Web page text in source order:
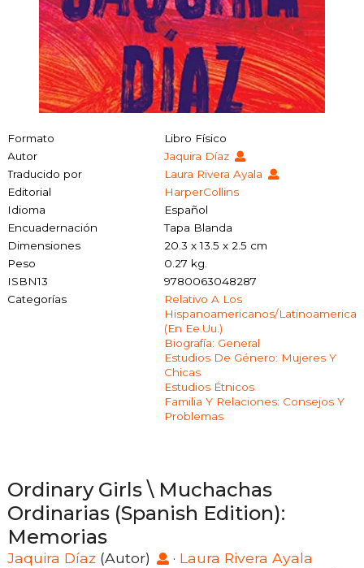
Formato
Libro Físico
Autor
Jaquira Díaz
Traducido por
Laura Rivera Ayala
Editorial
HarperCollins
Idioma
Español
Encuadernación
Tapa Blanda
Dimensiones
20.3 x 13.5 x 2.5 cm
Peso
0.27 kg.
ISBN13
9780063048287
Categorías
Relativo A Los
Hispanoamericanos/
(en Ee.uu.)
Biografía: General
Estudios De Género: Mujeres Y
Chicas
Estudios Étnicos
Familia Y Relaciones: Consejos Y
Problemas
Ordinary Girls \ Muchachas
Ordinarias (Spanish Edition):
Memorias
Jaquira Díaz (Autor) · Laura Rivera Ayala